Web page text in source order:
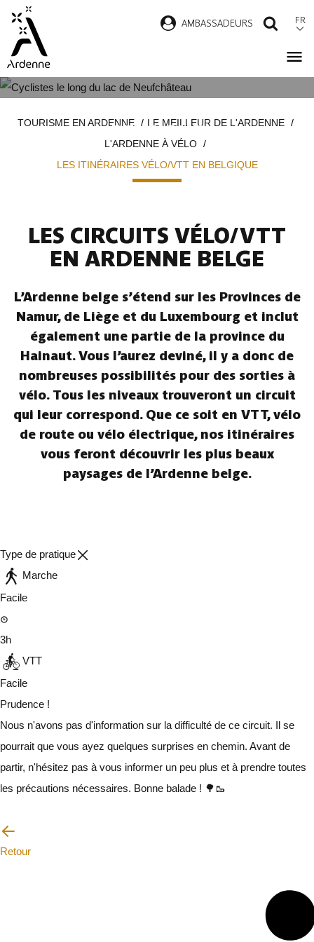
contenu
principal
AMBASSADEURS FR
BELGIQUE
d'ArianeTOURISME EN ARDENNE
LE MEILLEUR DE L'ARDENNE
L'ARDENNE À VÉLO
LES ITINÉRAIRES VÉLO/VTT EN BELGIQUE
LES CIRCUITS VÉLO/VTT
EN ARDENNE BELGE
L’Ardenne belge s’étend sur les Provinces de
Namur, de Liège et du Luxembourg et inclut
également une partie de la province du
Hainaut. Vous l’aurez deviné, il y a donc de
nombreuses possibilités pour des sorties à
vélo. Tous les niveaux trouveront un circuit
qui leur correspond. Que ce soit en VTT, vélo
de route ou vélo électrique, nos itinéraires
vous feront découvrir les plus beaux
paysages de l’Ardenne belge.
Type de pratique
Marche
Facile
3h
VTT
Facile
Prudence !
Nous n'avons pas d'information sur la difficulté de ce circuit. Il se
pourrait que vous ayez quelques surprises en chemin. Avant de
partir, n'hésitez pas à vous informer un peu plus et à prendre toutes
les précautions nécessaires. Bonne balade ! 🌳🥾
Retour